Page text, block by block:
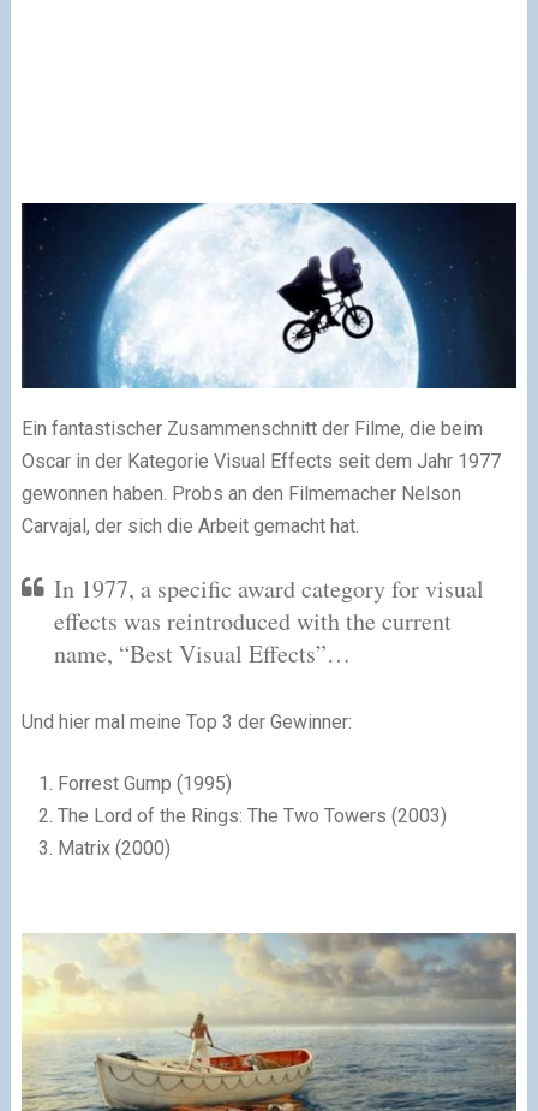
Ein fantastischer Zusammenschnitt der Filme, die beim
Oscar in der Kategorie Visual Effects seit dem Jahr 1977
gewonnen haben. Probs an den Filmemacher Nelson
Carvajal, der sich die Arbeit gemacht hat.
In 1977, a specific award category for visual
effects was reintroduced with the current
name, “Best Visual Effects”…
Und hier mal meine Top 3 der Gewinner:
Forrest Gump (1995)
The Lord of the Rings: The Two Towers (2003)
Matrix (2000)